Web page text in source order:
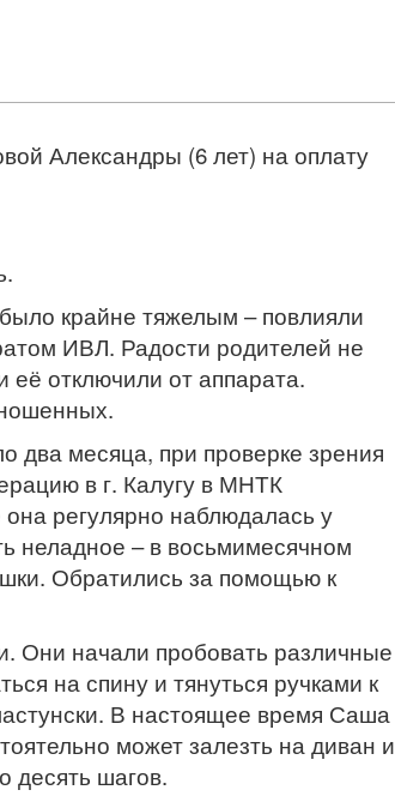
Александры (6 лет) на оплату
крайне тяжелым – повлияли
ИВЛ. Радости родителей не
отключили от аппарата.
месяца, при проверке зрения
в г. Калугу в МНТК
регулярно наблюдалась у
неладное – в восьмимесячном
Обратились за помощью к
Они начали пробовать различные
на спину и тянуться ручками к
В настоящее время Саша
может залезть на диван и
десять шагов.